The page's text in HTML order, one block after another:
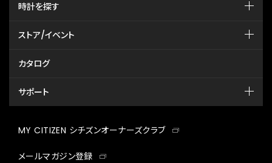
時計を探す
ストア/イベント
カタログ
サポート
MY CITIZEN シチズンオーナーズクラブ
メールマガジン登録